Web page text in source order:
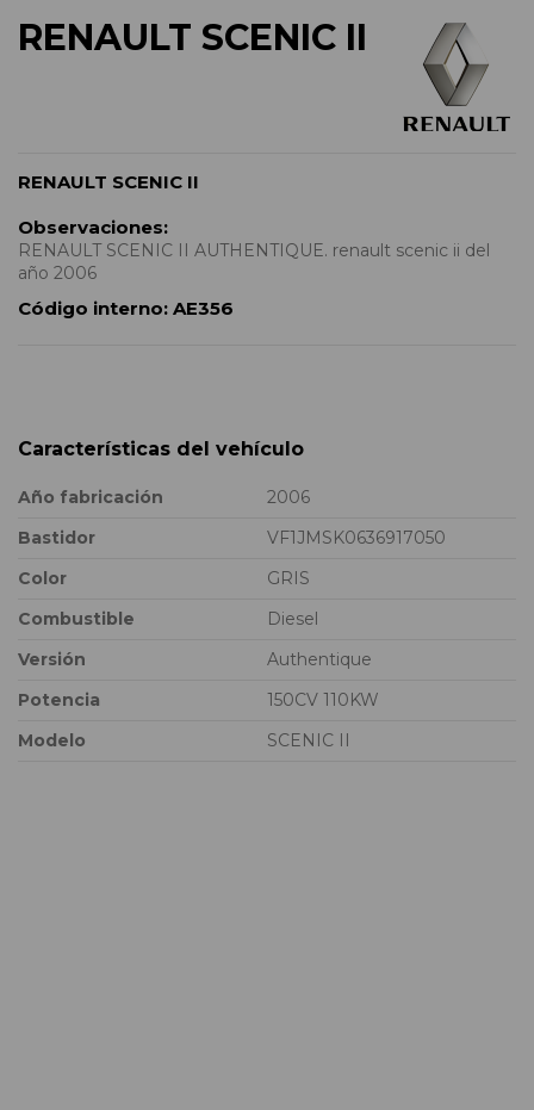
RENAULT SCENIC II
RENAULT SCENIC II
Observaciones:
RENAULT SCENIC II AUTHENTIQUE. renault scenic ii del
año 2006
Código interno: AE356
Características del vehículo
Año fabricación
2006
Bastidor
VF1JMSK0636917050
Color
GRIS
Combustible
Diesel
Versión
Authentique
Potencia
150CV 110KW
Modelo
SCENIC II